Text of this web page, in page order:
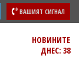
ВАШИЯТ СИГНАЛ
НОВИНИТЕ
ДНЕС: 38